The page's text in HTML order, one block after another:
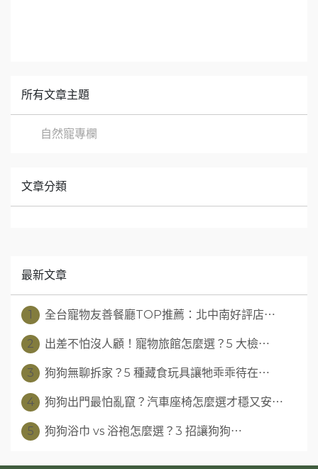
所有文章主題
自然寵專欄
文章分類
最新文章
1 全台寵物友善餐廳TOP推薦：北中南好評店⋯
2 出差不怕沒人顧！寵物旅館怎麼選？5 大檢⋯
3 狗狗無聊拆家？5 種藏食玩具讓牠乖乖待在⋯
4 狗狗出門最怕亂竄？汽車座椅怎麼選才穩又安⋯
5 狗狗浴巾 vs 浴袍怎麼選？3 招讓狗狗⋯